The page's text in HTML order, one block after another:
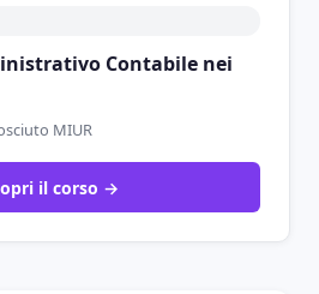
Contabile nei
MIUR
il corso →